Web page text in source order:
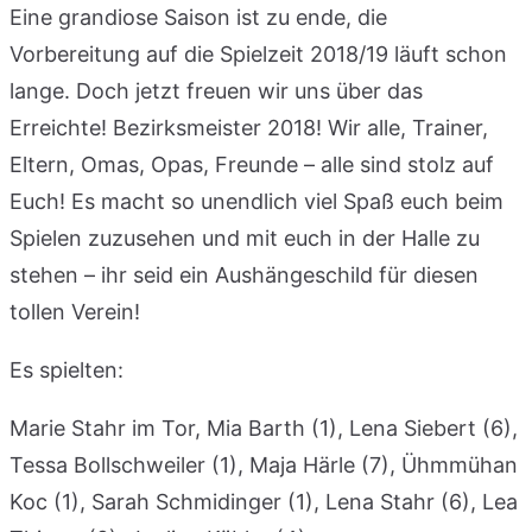
Eine grandiose Saison ist zu ende, die
Vorbereitung auf die Spielzeit 2018/19 läuft schon
lange. Doch jetzt freuen wir uns über das
Erreichte! Bezirksmeister 2018! Wir alle, Trainer,
Eltern, Omas, Opas, Freunde – alle sind stolz auf
Euch! Es macht so unendlich viel Spaß euch beim
Spielen zuzusehen und mit euch in der Halle zu
stehen – ihr seid ein Aushängeschild für diesen
tollen Verein!
Es spielten:
Marie Stahr im Tor, Mia Barth (1), Lena Siebert (6),
Tessa Bollschweiler (1), Maja Härle (7), Ühmmühan
Koc (1), Sarah Schmidinger (1), Lena Stahr (6), Lea